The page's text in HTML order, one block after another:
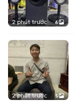
2 phút trước 6
2 phút trước 5